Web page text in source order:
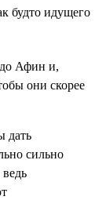
будто идущего
Афин и,
они скорее
дать
сильно